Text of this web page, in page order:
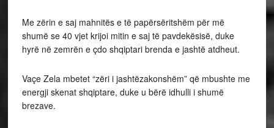
Me zërin e saj mahnitës e të papërsëritshëm për më
shumë se 40 vjet krijoi mitin e saj të pavdekësisë, duke
hyrë në zemrën e çdo shqiptari brenda e jashtë atdheut.
Vaçe Zela mbetet “zëri i jashtëzakonshëm” që mbushte me
energji skenat shqiptare, duke u bërë idhulli i shumë
brezave.